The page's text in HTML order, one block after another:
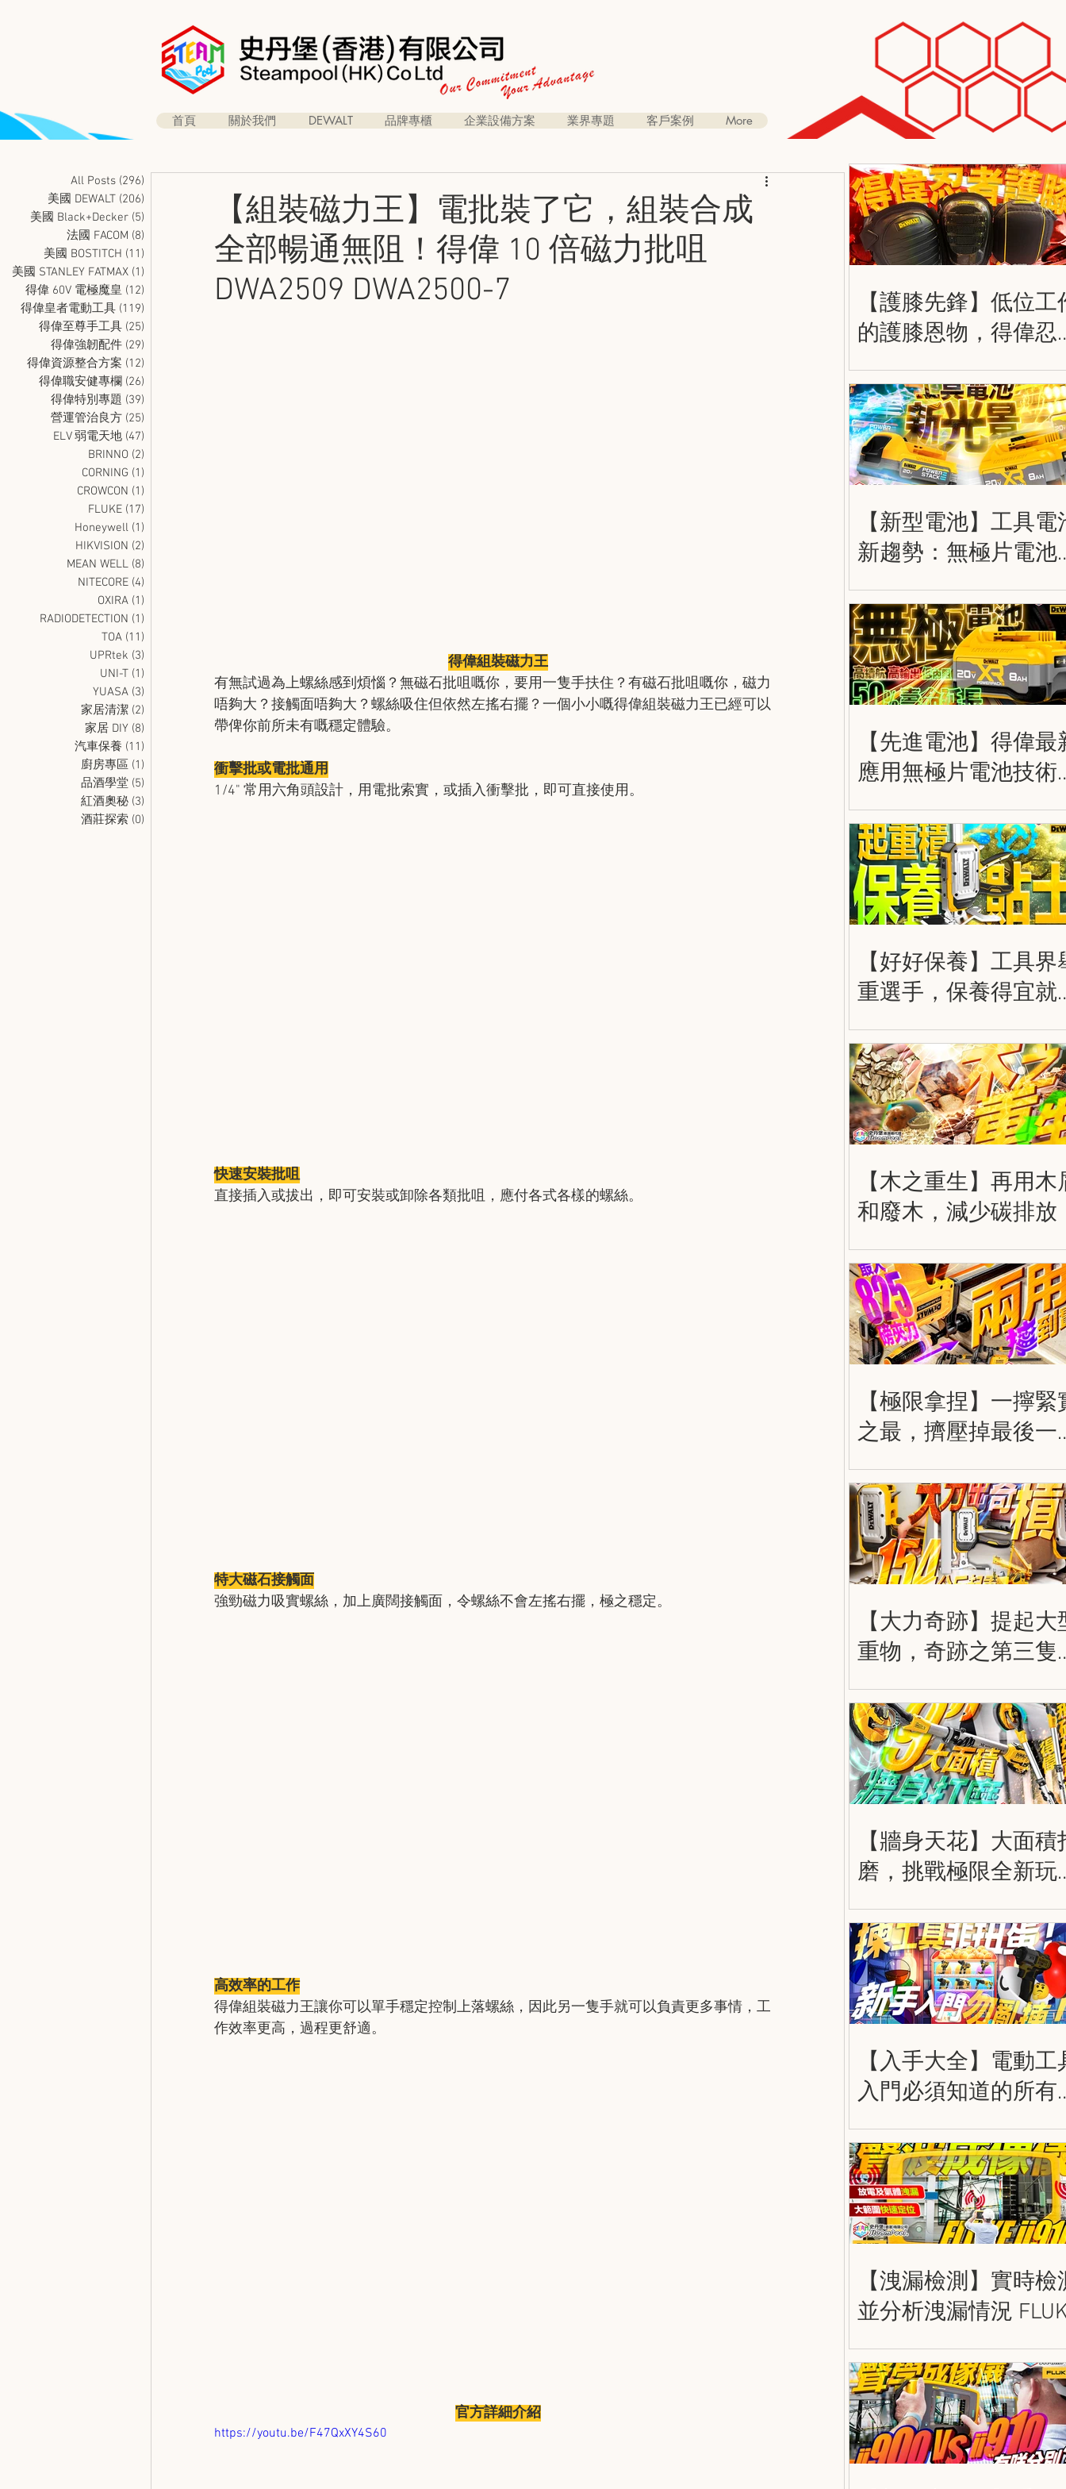
首頁 關於我們 DEWALT 品牌專櫃 企業設備方案 業界專題 客戶案例 More
All Posts (296)
美國 DEWALT (206)
美國 Black+Decker (5)
法國 FACOM (8)
美國 BOSTITCH (11)
美國 STANLEY FATMAX (1)
得偉 60V 電極魔皇 (12)
得偉皇者電動工具 (119)
得偉至尊手工具 (25)
得偉強韌配件 (29)
得偉資源整合方案 (12)
得偉職安健專欄 (26)
得偉特別專題 (39)
營運管治良方 (25)
ELV 弱電天地 (47)
BRINNO (2)
CORNING (1)
CROWCON (1)
FLUKE (17)
Honeywell (1)
HIKVISION (2)
MEAN WELL (8)
NITECORE (4)
OXIRA (1)
RADIODETECTION (1)
TOA (11)
UPRtek (3)
UNI-T (1)
YUASA (3)
家居清潔 (2)
家居 DIY (8)
汽車保養 (11)
廚房專區 (1)
品酒學堂 (5)
紅酒奧秘 (3)
酒莊探索 (0)
【組裝磁力王】電批裝了它，組裝合成
全部暢通無阻！得偉 10 倍磁力批咀
DWA2509 DWA2500-7
得偉組裝磁力王
​有無試過為上螺絲感到煩惱？無磁石批咀嘅你，要用一隻手扶住？有磁石批咀嘅你，磁力
唔夠大？接觸面唔夠大？螺絲吸住但依然左搖右擺？一個小小嘅得偉組裝磁力王已經可以
帶俾你前所未有嘅穩定體驗。
衝擊批或電批通用
1/4" 常用六角頭設計，用電批索實，或插入衝擊批，即可直接使用。
快速安裝批咀
直接插入或拔出，即可安裝或卸除各類批咀，應付各式各樣的螺絲。
特大磁石接觸面
強勁磁力吸實螺絲，加上廣闊接觸面，令螺絲不會左搖右擺，極之穩定。
高效率的工作
得偉組裝磁力王讓你可以單手穩定控制上落螺絲，因此另一隻手就可以負責更多事情，工
作效率更高，過程更舒適。
官方詳細介紹
https://youtu.be/F47QxXY4S60
【護膝先鋒】低位工
的護膝恩物，得偉忍
護膝 DWST590012
DWST590013
DWST590014
【新型電池】工具電
新趨勢：無極片電池
薄片電池 (軟包電池)
Tabless Cell & Pouch
Cell
【先進電池】得偉最
應用無極片電池技術
大容量，更輕巧，更
勁！得偉 20V 8.0Ah
極電池 DEWALT
POWERPACK
【好好保養】工具界
重選手，保養得宜就
走得更遠！得偉大力
奇積 DWHT83550
【木之重生】再用木
和廢木，減少碳排放
【極限拿捏】一擰緊
之最，擠壓掉最後一
空間！得偉兩用擰到
實，雙用式強力木夾
DWHT83600
DWHT83601
【大力奇跡】提起大
重物，奇跡之第三隻
手！DWHT83550 得
大力出奇積 工業起
【牆身天花】大面積
磨，挑戰極限全新玩
法，得偉 20V 飛砂
棒 DCE800B
【入手大全】電動工
入門必須知道的所有
情 Powertool
Guide
【洩漏檢測】實時檢
並分析洩漏情況
ii910 精密聲波成像儀